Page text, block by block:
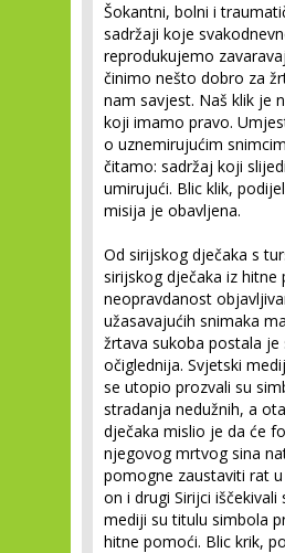
Šokantni, bolni i
sadržaji koje
reprodukujemo
činimo nešto dobro za
nam savjest. Naš klik je
koji imamo pravo.
o uznemirujućim
čitamo: sadržaj koji
umirujući. Blic klik,
misija je obavljena.
Od sirijskog dječaka s
sirijskog dječaka iz hitne
neopravdanost
užasavajućih snimaka
žrtava sukoba postala je
očiglednija. Svjetski
se utopio prozvali su
stradanja nedužnih, a
dječaka mislio je da će
njegovog mrtvog sina
pomogne zaustaviti rat u
on i drugi Sirijci iščekivali
mediji su titulu simbola
hitne pomoći. Blic krik,